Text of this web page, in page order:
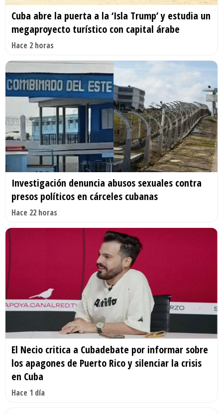
Cuba abre la puerta a la ‘Isla Trump’ y estudia un
megaproyecto turístico con capital árabe
Hace 2 horas
Investigación denuncia abusos sexuales contra
presos políticos en cárceles cubanas
Hace 22 horas
El Necio critica a Cubadebate por informar sobre
los apagones de Puerto Rico y silenciar la crisis
en Cuba
Hace 1 día